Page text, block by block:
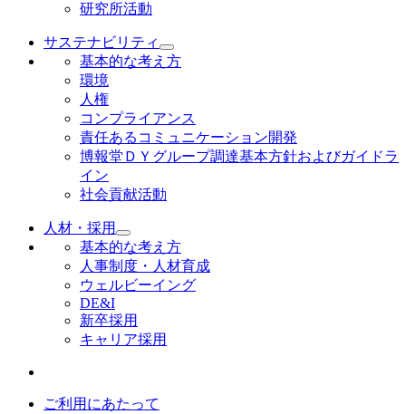
研究所活動
サステナビリティ
基本的な考え方
環境
人権
コンプライアンス
責任あるコミュニケーション開発
博報堂ＤＹグループ調達基本方針およびガイドラ
イン
社会貢献活動
人材・採用
基本的な考え方
人事制度・人材育成
ウェルビーイング
DE&I
新卒採用
キャリア採用
ご利用にあたって